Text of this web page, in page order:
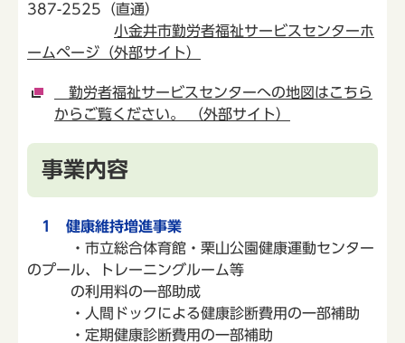
387-2525（直通）
小金井市勤労者福祉サービスセンターホ
ームページ（外部サイト）
勤労者福祉サービスセンターへの地図はこちら
からご覧ください。 （外部サイト）
事業内容
1 健康維持増進事業
・市立総合体育館・栗山公園健康運動センター
のプール、トレーニングルーム等
の利用料の一部助成
・人間ドックによる健康診断費用の一部補助
・定期健康診断費用の一部補助